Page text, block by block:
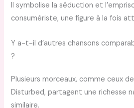
Il symbolise la séduction et
consumériste, une figure à la fois
Y a-t-il d’autres chansons
?
Plusieurs morceaux, comme ceux
Disturbed, partagent une richesse
similaire.